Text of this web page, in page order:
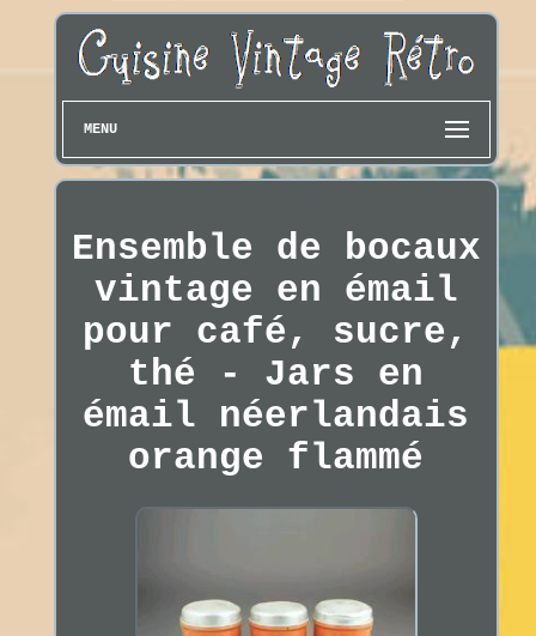
MENU
Ensemble de bocaux
vintage en émail
pour café, sucre,
thé - Jars en
émail néerlandais
orange flammé